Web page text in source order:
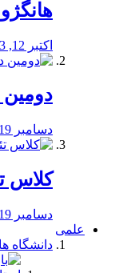
هانگژو
اکتبر 12, 2023
دومین
دسامبر 19, 2019
کلاس
دسامبر 19, 2019
علمی
دانشگاه ها